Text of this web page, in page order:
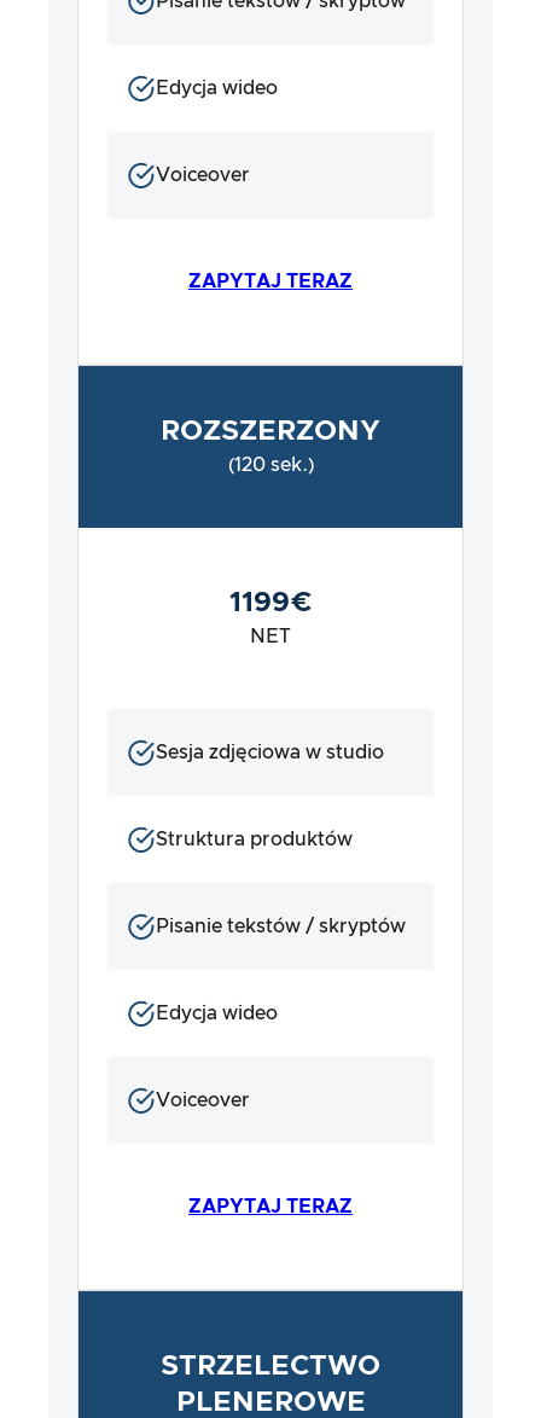
Edycja wideo
Voiceover
ZAPYTAJ TERAZ
ROZSZERZONY
(120 sek.)
1199€
NET
Sesja zdjęciowa w studio
Struktura produktów
Pisanie tekstów / skryptów
Edycja wideo
Voiceover
ZAPYTAJ TERAZ
STRZELECTWO
PLENEROWE